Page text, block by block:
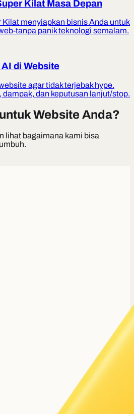
Kilat Masa Depan
menyiapkan bisnis Anda untuk
tanpa panik teknologi semalam.
di Website
agar tidak terjebak hype.
dampak, dan keputusan lanjut/stop.
Website Anda?
lihat bagaimana kami bisa